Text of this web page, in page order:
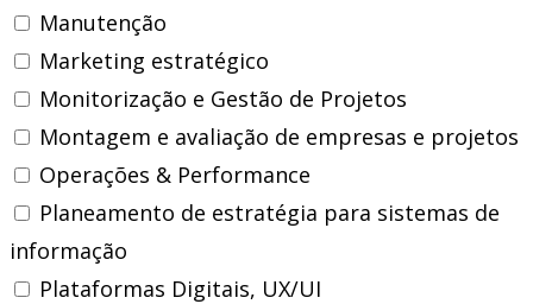
Manutenção
Marketing estratégico
Monitorização e Gestão de Projetos
Montagem e avaliação de empresas e projetos
Operações & Performance
Planeamento de estratégia para sistemas de
informação
Plataformas Digitais, UX/UI